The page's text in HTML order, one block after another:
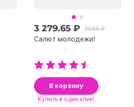
3 279.65 ₽ 3685 ₽
Салют молодежи!
В корзину
Купить в один клик!